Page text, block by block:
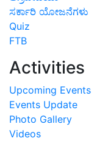
ಸರ್ಕಾರಿ ಯೋಜನೆಗಳು
Quiz
FTB
Activities
Upcoming Events
Events Update
Photo Gallery
Videos